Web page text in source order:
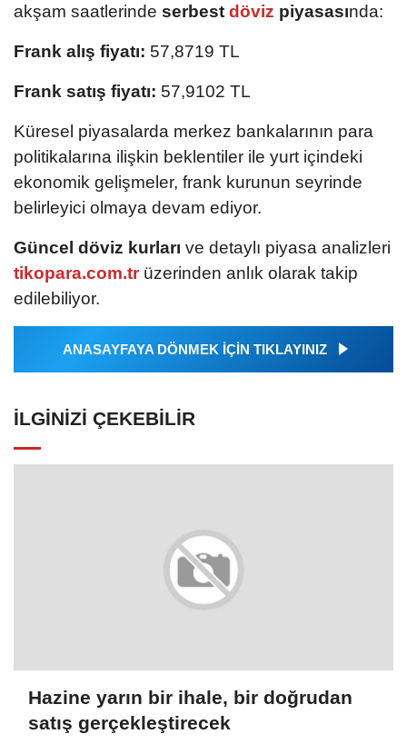
akşam saatlerinde serbest döviz piyasasında:
Frank alış fiyatı: 57,8719 TL
Frank satış fiyatı: 57,9102 TL
Küresel piyasalarda merkez bankalarının para
politikalarına ilişkin beklentiler ile yurt içindeki
ekonomik gelişmeler, frank kurunun seyrinde
belirleyici olmaya devam ediyor.
Güncel döviz kurları ve detaylı piyasa analizleri
tikopara.com.trüzerinden anlık olarak takip
edilebiliyor.
ANASAYFAYA DÖNMEK İÇİN TIKLAYINIZ
İLGINIZI ÇEKEBILIR
Hazine yarın bir ihale, bir doğrudan
satış gerçekleştirecek